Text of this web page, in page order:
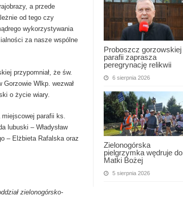
Proboszcz gorzowskiej
parafii zaprasza
peregrynację relikwii
6 sierpnia 2026
Zielonogórska
pielgrzymka wędruje do
Matki Bożej
5 sierpnia 2026
a przede
od tego czy
wykorzystywania
za nasze wspólne
przypomniał, że św.
Gorzowie Wlkp. wezwał
o życie wiary.
parafii ks.
lubuski – Władysław
– Elżbieta Rafalska oraz
zielonogórsko-